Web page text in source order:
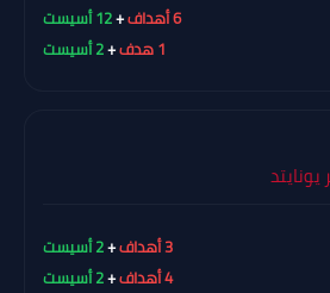
+12 أسيست
+2 أسيست
+2 أسيست
+2 أسيست